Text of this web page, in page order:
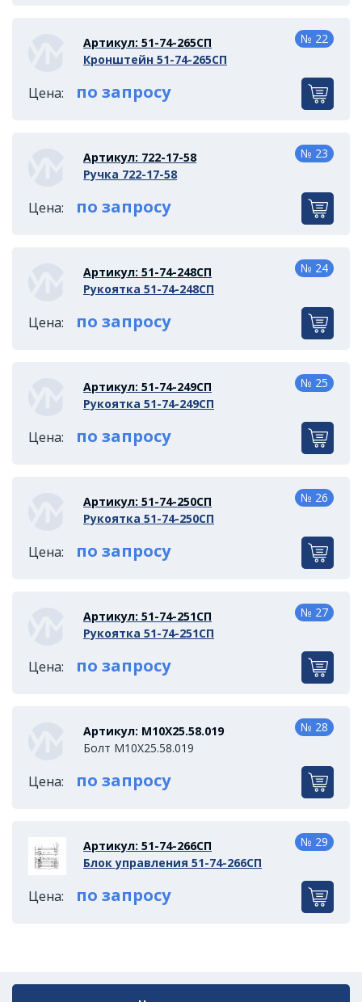
Артикул: 51-74-265СП
Кронштейн 51-74-265СП
Цена: по запросу
№ 22
Артикул: 722-17-58
Ручка 722-17-58
Цена: по запросу
№ 23
Артикул: 51-74-248СП
Рукоятка 51-74-248СП
Цена: по запросу
№ 24
Артикул: 51-74-249СП
Рукоятка 51-74-249СП
Цена: по запросу
№ 25
Артикул: 51-74-250СП
Рукоятка 51-74-250СП
Цена: по запросу
№ 26
Артикул: 51-74-251СП
Рукоятка 51-74-251СП
Цена: по запросу
№ 27
Артикул: М10Х25.58.019
Болт М10Х25.58.019
Цена: по запросу
№ 28
Артикул: 51-74-266СП
Блок управления 51-74-266СП
Цена: по запросу
№ 29